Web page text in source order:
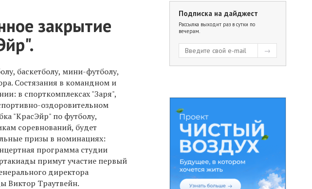
закрытие
баскетболу, мини-футболу,
Состязания в командном и
в спорткомплексах "Заря",
оздоровительном
"КрасЭйр" по футболу,
соревнований, будет
призы в номинациях:
программа студии
примут участие первый
директора
Виктор Траутвейн.
Подписка на дайджест
Рассылка выходит раз в сутки по
вечерам.